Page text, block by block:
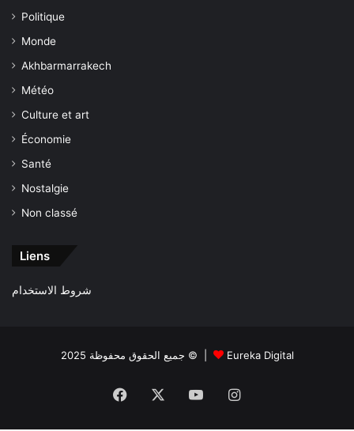
Politique
Monde
Akhbarmarrakech
Météo
Culture et art
Économie
Santé
Nostalgie
Non classé
Liens
شروط الاستخدام
جميع الحقوق محفوظة 2025 © | Eureka Digital
Facebook YouTubeInstagram